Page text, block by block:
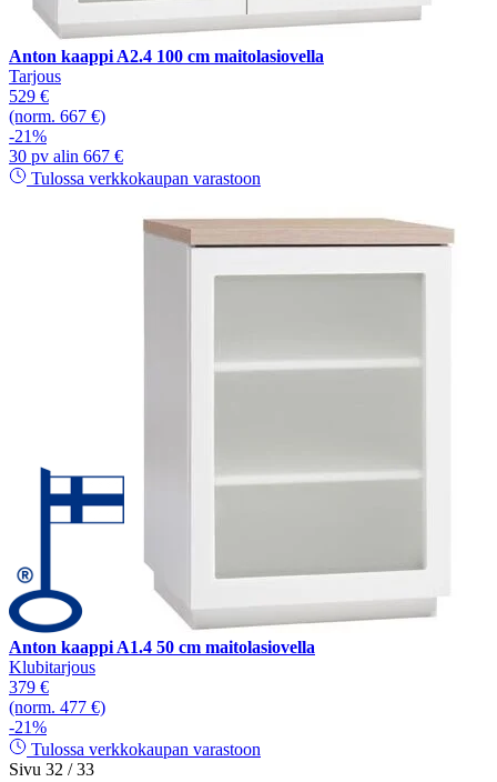
Anton kaappi A2.4 100 cm maitolasiovella
Tarjous
529 €
(norm. 667 €)
-21%
30 pv alin 667 €
Tulossa verkkokaupan varastoon
Anton kaappi A1.4 50 cm maitolasiovella
Klubitarjous
379 €
(norm. 477 €)
-21%
Tulossa verkkokaupan varastoon
Sivu 32 / 33